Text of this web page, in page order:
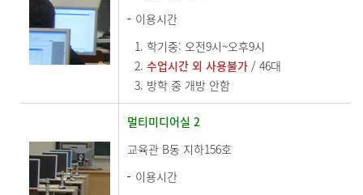
이용시간
학기중: 오전9시~오후9시
수업시간 외 사용불가 / 46대
방학 중 개방 안함
멀티미디어실 2
교육관 B동 지하156호
이용시간